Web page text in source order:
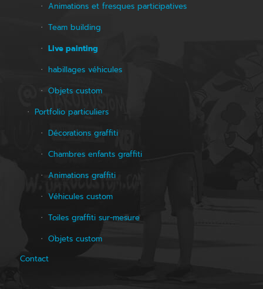
Animations et fresques participatives
Team building
Live painting
habillages véhicules
Objets custom
Portfolio particuliers
Décorations graffiti
Chambres enfants graffiti
Animations graffiti
Véhicules custom
Toiles graffiti sur-mesure
Objets custom
Contact